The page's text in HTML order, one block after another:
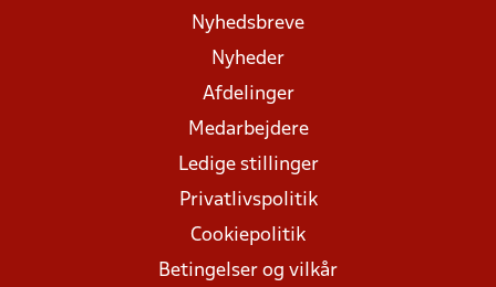
Nyhedsbreve
Nyheder
Afdelinger
Medarbejdere
Ledige stillinger
Privatlivspolitik
Cookiepolitik
Betingelser og vilkår